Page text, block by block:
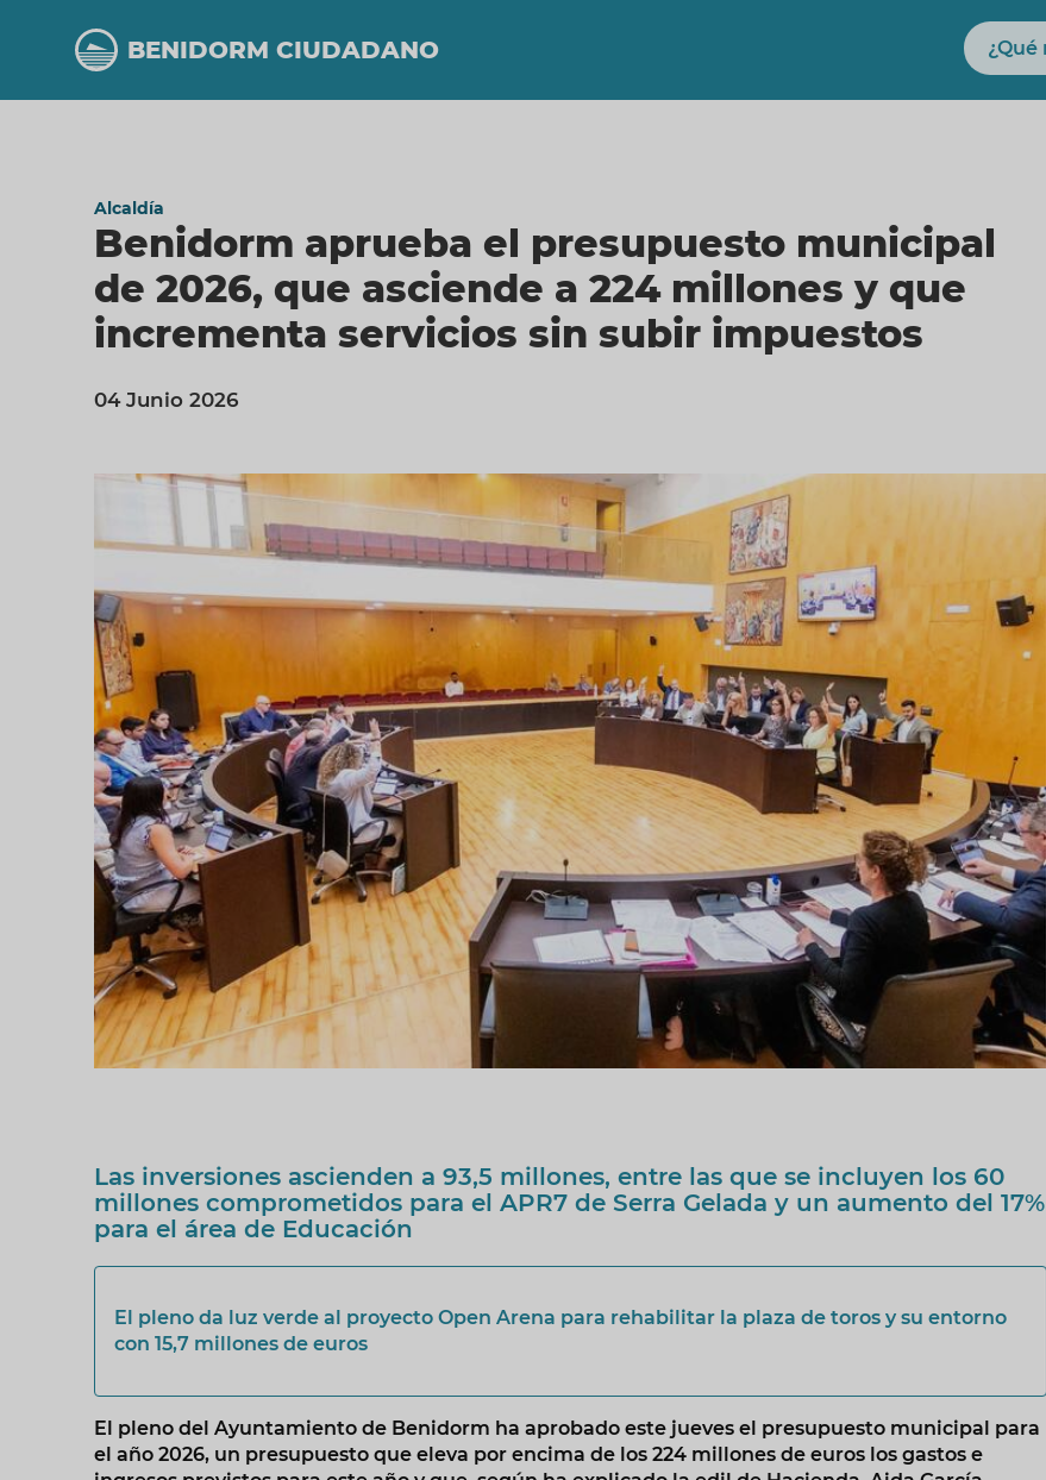
contenido
BENIDORM CIUDADANO
Buscar
Alcaldía
Benidorm aprueba el presupuesto municipal
de 2026, que asciende a 224 millones y que
incrementa servicios sin subir impuestos
04 Junio 2026
Las inversiones ascienden a 93,5 millones, entre las que se incluyen los 60
millones comprometidos para el APR7 de Serra Gelada y un aumento del 17%
para el área de Educación
El pleno da luz verde al proyecto Open Arena para rehabilitar la plaza de toros y su entorno
con 15,7 millones de euros
El pleno del Ayuntamiento de Benidorm ha aprobado este jueves el presupuesto municipal para
el año 2026, un presupuesto que eleva por encima de los 224 millones de euros los gastos e